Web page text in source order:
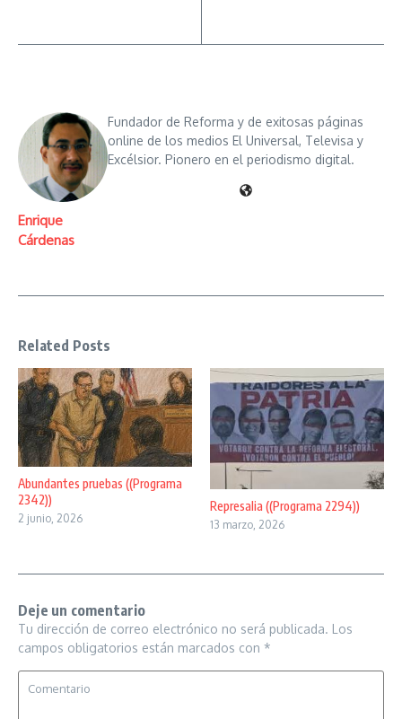
Enrique
Cárdenas
Fundador de Reforma y de exitosas páginas
online de los medios El Universal, Televisa y
Excélsior. Pionero en el periodismo digital.
Related Posts
Abundantes pruebas ((Programa
2342))
2 junio, 2026
Represalia ((Programa 2294))
13 marzo, 2026
Deje un comentario
Tu dirección de correo electrónico no será publicada. Los
campos obligatorios están marcados con *